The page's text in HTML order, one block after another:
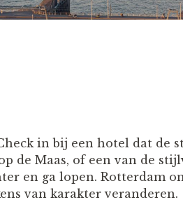
in bij een hotel dat de
de Maas, of een van de
en ga lopen. Rotterdam
van karakter veranderen.